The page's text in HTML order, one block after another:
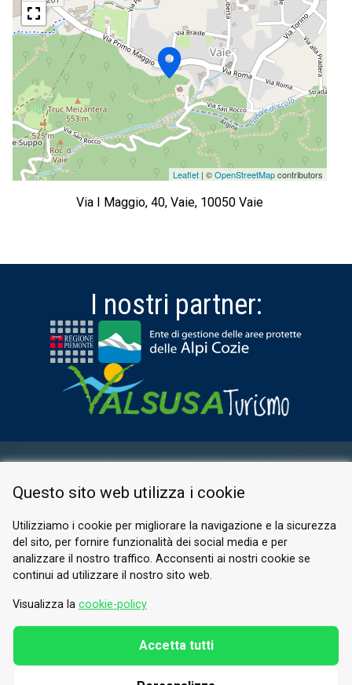
Leaflet | ©OpenStreetMapcontributors
Via I Maggio, 40, Vaie, 10050 Vaie
I nostri partner:
PRIVACY POLICY
© 2026 Valle di Susa
Tesori di Arte e Cultura Alpina
Tel.
E-mail.info@vallesusa-tesori.it
Questo sito web utilizza i cookie
Utilizziamo i cookie per migliorare la navigazione e la sicurezza
del sito, per fornire funzionalità dei social media e per
analizzare il nostro traffico. Acconsenti ai nostri cookie se
continui ad utilizzare il nostro sito web.
Visualizza la cookie-policy
Accetta tutti